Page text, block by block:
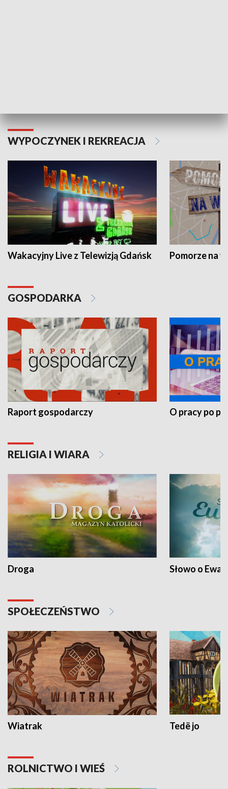
WYPOCZYNEK I REKREACJA
Wakacyjny Live z Telewizją Gdańsk Pomorze na
GOSPODARKA
Raport gospodarczy O pracy po
RELIGIA I WIARA
Droga Słowo o
SPOŁECZEŃSTWO
Wiatrak Tedë jo
ROLNICTWO I WIEŚ